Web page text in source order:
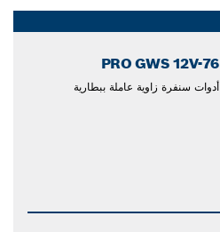
PRO GWS 12V-76
أدوات سنفرة زاوية عاملة ببطارية